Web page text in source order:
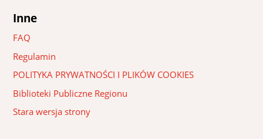
Inne
FAQ
Regulamin
POLITYKA PRYWATNOŚCI I PLIKÓW COOKIES
Biblioteki Publiczne Regionu
Stara wersja strony